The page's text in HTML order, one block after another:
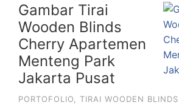
Gambar Tirai
Wooden Blinds
Cherry Apartemen
Menteng Park
Jakarta Pusat
PORTOFOLIO
TIRAI WOODEN